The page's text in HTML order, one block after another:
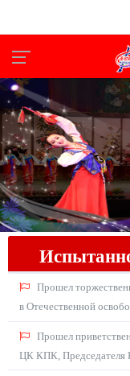
Прошел
в Отечественной
Прошел
ЦК КПК, Председателя